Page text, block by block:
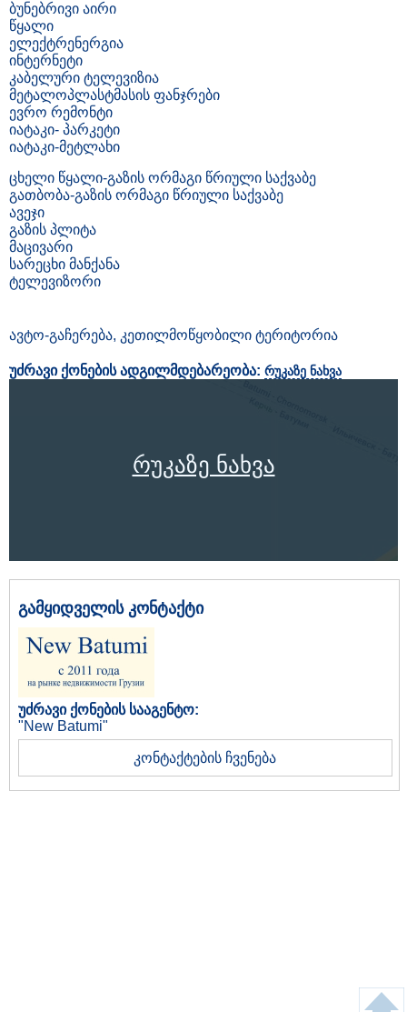
ბუნებრივი აირი
წყალი
ელექტრენერგია
ინტერნეტი
კაბელური ტელევიზია
მეტალოპლასტმასის ფანჯრები
ევრო რემონტი
იატაკი- პარკეტი
იატაკი-მეტლახი
ცხელი წყალი-გაზის ორმაგი წრიული საქვაბე
გათბობა-გაზის ორმაგი წრიული საქვაბე
ავეჯი
გაზის პლიტა
მაცივარი
სარეცხი მანქანა
ტელევიზორი
ავტო-გაჩერება, კეთილმოწყობილი ტერიტორია
უძრავი ქონების ადგილმდებარეობა: რუკაზე ნახვა
რუკაზე ნახვა
გამყიდველის კონტაქტი
უძრავი ქონების სააგენტო:
"New Batumi"
კონტაქტების ჩვენება